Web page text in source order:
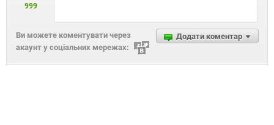
999
Додати коментар
Ви можете коментувати через
акаунт у соціальних мережах: